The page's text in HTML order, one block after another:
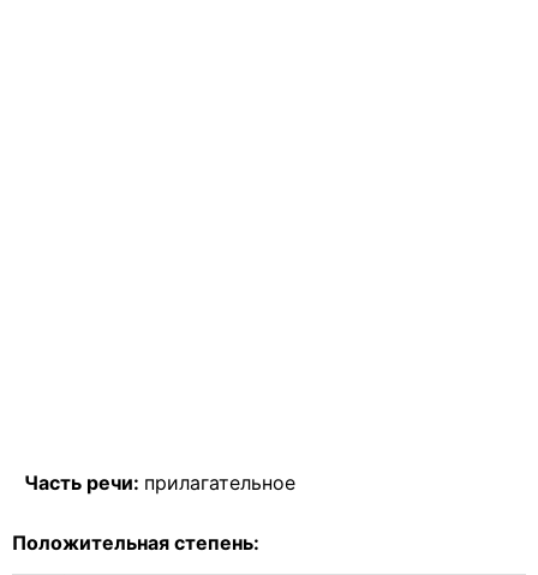
Часть речи: прилагательное
Положительная степень: